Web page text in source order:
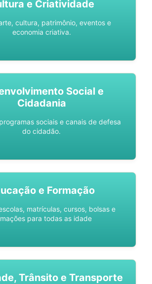
e Criatividade
cultura, patrimônio, eventos e
economia criativa.
Social e
Cidadania
sociais e canais de defesa
do cidadão.
e Formação
matrículas, cursos, bolsas e
para todas as idade
Trânsito e Transporte